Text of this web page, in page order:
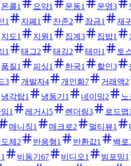
온콜1 요약1 운동1 운영3
1 자폐 1 잔존2 잠금1 재귀
지도1 지원 1 집계 3 집밥1
1 태그2 태깅2 테마1 토
품질1 피싱1 한국1 할인3
3 개발자4 개인화7 거래액2
냉각탑1 냉동기 1 네이밍2 노
1 레거시 5 렌더링3 로드맵1
매니징1 매크로2 멀티뷰1
체 2 반응형1 반환값1 백로
1 비동기 67 비디오1 빔포밍1